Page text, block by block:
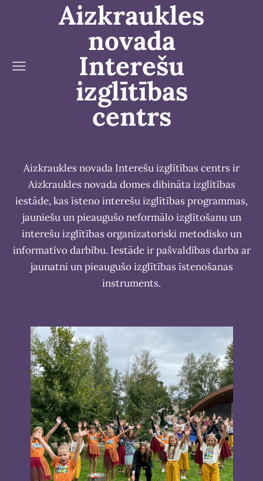
Aizkraukles
novada
Interešu
izglītības
centrs
Aizkraukles novada Interešu izglītības centrs ir
Aizkraukles novada domes dibināta izglītības
iestāde, kas īsteno interešu izglītības programmas,
jauniešu un pieaugušo neformālo izglītošanu un
interešu izglītības organizatoriski metodisko un
informatīvo darbību. Iestāde ir pašvaldības darba ar
jaunatni un pieaugušo izglītības īstenošanas
instruments.